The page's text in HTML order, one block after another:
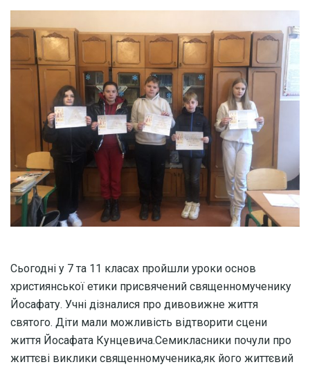
Сьогодні у 7 та 11 класах пройшли уроки основ
християнської етики присвячений священномученику
Йосафату. Учні дізналися про дивовижне життя
святого. Діти мали можливість відтворити сцени
життя Йосафата Кунцевича.Семикласники почули про
життєві виклики священномученика,як його життєвий